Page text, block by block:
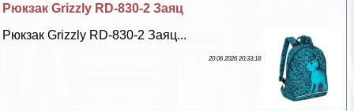
Рюкзак Grizzly RD-830-2 Заяц
Рюкзак Grizzly RD-830-2 Заяц...
20 06 2026 20:33:18